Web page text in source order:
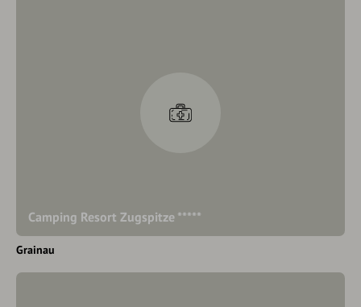
Camping Resort Zugspitze *****
Grainau